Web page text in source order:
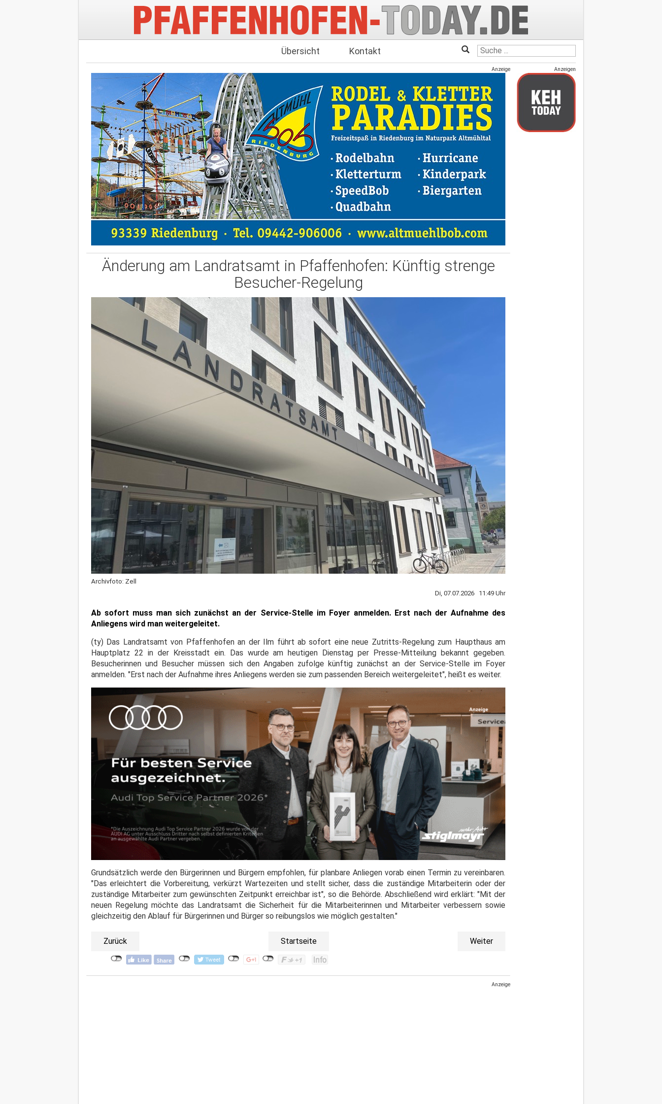
Übersicht Kontakt
Anzeige
Änderung am Landratsamt in Pfaffenhofen: Künftig strenge
Besucher-Regelung
Archivfoto: Zell
Di, 07.07.2026 11:49 Uhr
Ab sofort muss man sich zunächst an der Service-Stelle im Foyer anmelden. Erst nach der Aufnahme des
Anliegens wird man weitergeleitet.
(ty) Das Landratsamt von Pfaffenhofen an der Ilm führt ab sofort eine neue Zutritts-Regelung zum Haupthaus am
Hauptplatz 22 in der Kreisstadt ein. Das wurde am heutigen Dienstag per Presse-Mitteilung bekannt gegeben.
Besucherinnen und Besucher müssen sich den Angaben zufolge künftig zunächst an der Service-Stelle im Foyer
anmelden. "Erst nach der Aufnahme ihres Anliegens werden sie zum passenden Bereich weitergeleitet", heißt es weiter.
Grundsätzlich werde den Bürgerinnen und Bürgern empfohlen, für planbare Anliegen vorab einen Termin zu vereinbaren.
"Das erleichtert die Vorbereitung, verkürzt Wartezeiten und stellt sicher, dass die zuständige Mitarbeiterin oder der
zuständige Mitarbeiter zum gewünschten Zeitpunkt erreichbar ist", so die Behörde. Abschließend wird erklärt: "Mit der
neuen Regelung möchte das Landratsamt die Sicherheit für die Mitarbeiterinnen und Mitarbeiter verbessern sowie
gleichzeitig den Ablauf für Bürgerinnen und Bürger so reibungslos wie möglich gestalten."
Zurück Startseite Weiter
Anzeige
Anzeigen